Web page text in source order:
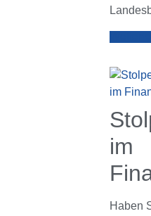
im
Haben